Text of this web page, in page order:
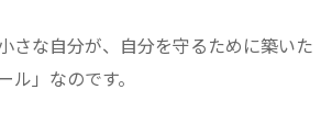
さな自分が、自分を守るために築いた
ル」なのです。